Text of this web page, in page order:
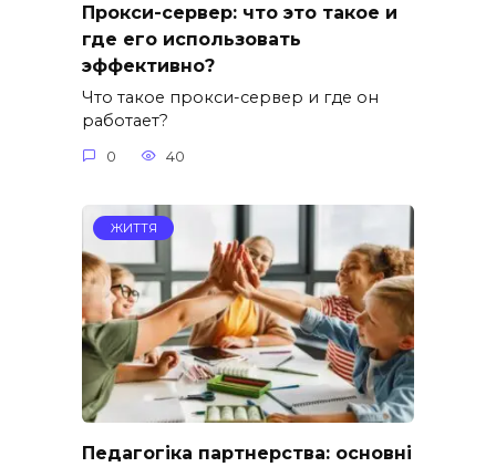
Прокси-сервер: что это такое и
где его использовать
эффективно?
Что такое прокси-сервер и где он
работает?
0 40
ЖИТТЯ
Педагогіка партнерства: основні